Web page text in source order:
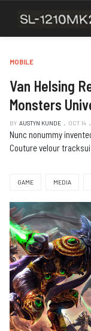
MOBILE
Van Helsing
Monsters
BY AUSTYN KUNDE OCT 14
Nunc nonummy
Couture velour
GAME MEDIA